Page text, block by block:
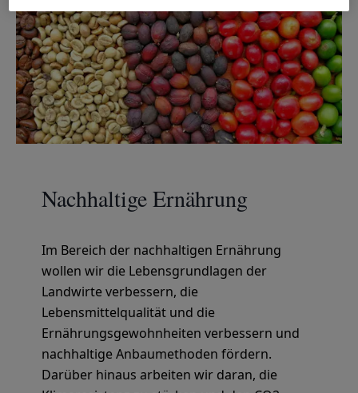
Nachhaltige Ernährung
Im Bereich der nachhaltigen Ernährung
wollen wir die Lebensgrundlagen der
Landwirte verbessern, die
Lebensmittelqualität und die
Ernährungsgewohnheiten verbessern und
nachhaltige Anbaumethoden fördern.
Darüber hinaus arbeiten wir daran, die